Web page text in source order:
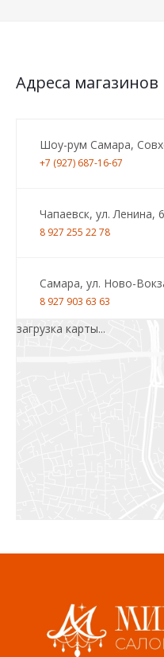
Адреса магазинов
Шоу-рум Самара,
+7 (927) 687-16-67
Чапаевск, ул. Ленина,
8 927 255 22 78
Самара, ул. Ново-
8 927 903 63 63
Пенза, ул.
загрузка карты...